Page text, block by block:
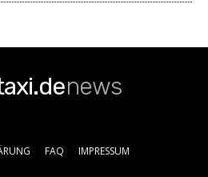
news
FAQ IMPRESSUM